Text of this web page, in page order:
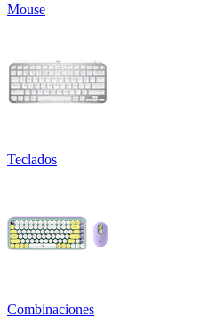
Mouse
Teclados
Combinaciones